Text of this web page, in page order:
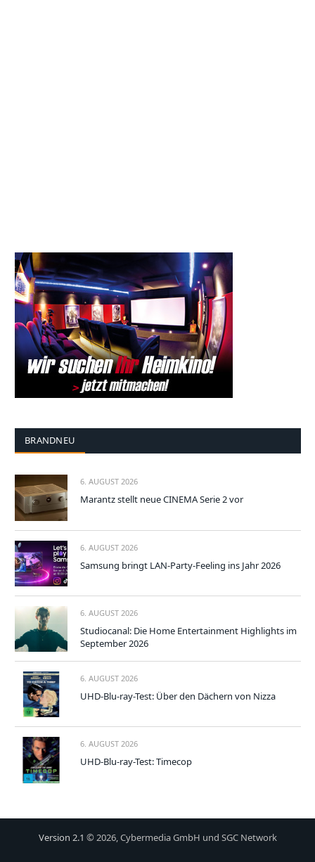
BRANDNEU
6. AUGUST 2026
Marantz stellt neue CINEMA Serie 2 vor
6. AUGUST 2026
Samsung bringt LAN-Party-Feeling ins Jahr 2026
6. AUGUST 2026
Studiocanal: Die Home Entertainment Highlights im
September 2026
6. AUGUST 2026
UHD-Blu-ray-Test: Über den Dächern von Nizza
6. AUGUST 2026
UHD-Blu-ray-Test: Timecop
Version 2.1 © 2026, Cybermedia GmbH und SGC Network